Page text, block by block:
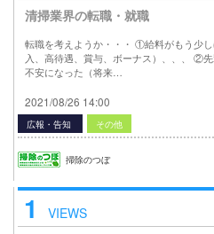
清掃業界の転職・就職
転職を考えようか・・・ ①給料がもう少
入、高待遇、賞与、ボーナス）、、、 ②
不安になった（将来…
2021/08/26 14:00
広報・告知 その他
掃除のつぼ
1
VIEWS